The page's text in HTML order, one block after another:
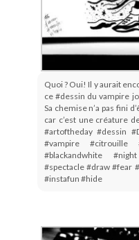
Quoi ? Oui! Il y aurait
ce #dessin du vampire
Sa chemise n’a pas fini
car c’est une créature
#artoftheday #dessin
#vampire
#blackandwhite
#spectacle #draw #fear
#instafun #hide